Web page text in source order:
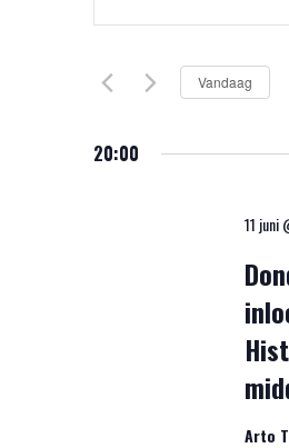
Weergeven
in.
Vandaag
20:00
11 juni
Arto